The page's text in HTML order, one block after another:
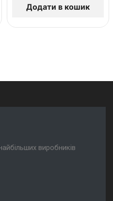
Додати в кошик
виробників